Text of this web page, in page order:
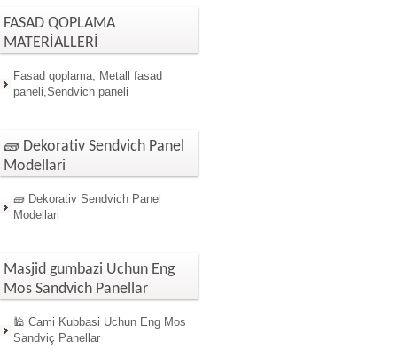
FASAD QOPLAMA
MATERİALLERİ
Fasad qoplama, Metall fasad
paneli,Sendvich paneli
🧱 Dekorativ Sendvich Panel
Modellari
🧱 Dekorativ Sendvich Panel
Modellari
Masjid gumbazi Uchun Eng
Mos Sandvich Panellar
🕌 Cami Kubbasi Uchun Eng Mos
Sandviç Panellar